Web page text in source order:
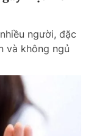
người, đặc
và không ngủ